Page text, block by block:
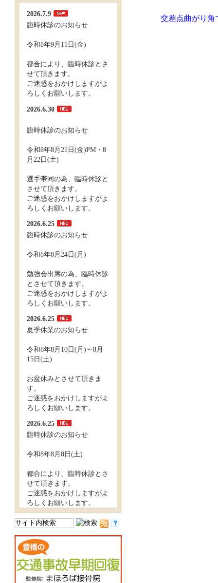
交差点曲がり角
2026.7.9
臨時休診のお知らせ
令和8年9月11日(金)
都合により、臨時休診とさ
せて頂きます。
ご迷惑をおかけしますがよ
ろしくお願いします。
2026.6.30
臨時休診のお知らせ
令和8年8月21日(金)PM・8
月22日(土)
選手帯同の為、臨時休診と
させて頂きます。
ご迷惑をおかけしますがよ
ろしくお願いします。
2026.6.25
臨時休診のお知らせ
令和8年8月24日(月)
勉強会出席の為、臨時休診
とさせて頂きます。
ご迷惑をおかけしますがよ
ろしくお願いします。
2026.6.25
夏季休業のお知らせ
令和8年8月10日(月)～8月
15日(土)
お盆休みとさせて頂きま
す。
ご迷惑をおかけしますがよ
ろしくお願いします。
2026.6.25
臨時休診のお知らせ
令和8年8月8日(土)
都合により、臨時休診とさ
せて頂きます。
ご迷惑をおかけしますがよ
ろしくお願いします。